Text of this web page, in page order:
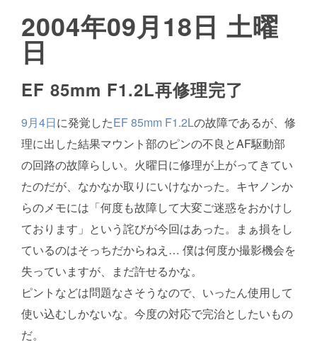
2004年09月18日 土曜
日
EF 85mm F1.2L再修理完了
9月4日に発覚したEF 85mm F1.2Lの故障であるが、修
理に出した結果マウント部のピンの不良とAF駆動部
の回路の故障らしい。火曜日に修理が上がってきてい
たのだが、なかなか取りにいけなかった。キヤノンか
らのメモには「何度も故障して大変ご迷惑をおかけし
ております」という詫びが今回はあった。まぁ損をし
ているのはそっちだからねえ… 僕は何度か撮影機会を
失っていますが、まだ許せるかな。
ピントなどは問題なさそうなので、いったん使用して
使い込むしかないな。今度の対応で完治としたいもの
だ。